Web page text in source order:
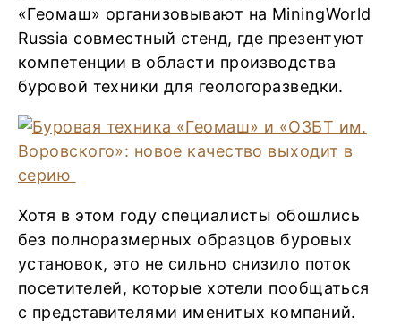
«Геомаш» организовывают на MiningWorld
Russia совместный стенд, где презентуют
компетенции в области производства
буровой техники для геологоразведки.
Хотя в этом году специалисты обошлись
без полноразмерных образцов буровых
установок, это не сильно снизило поток
посетителей, которые хотели пообщаться
с представителями именитых компаний.